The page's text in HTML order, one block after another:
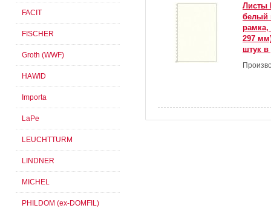
Листы
белый
рамка,
297
штук в
FACIT
FISCHER
Groth (WWF)
HAWID
Importa
LaPe
LEUCHTTURM
LINDNER
MICHEL
PHILDOM (ex-DOMFIL)